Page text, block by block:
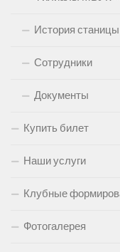
История
Сотрудники
Документы
Купить билет
Наши услуги
Клубные
Фотогалерея